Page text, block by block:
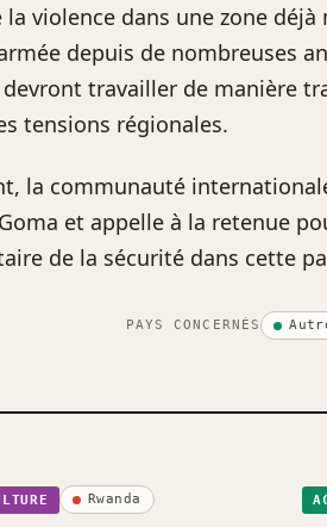
la violence dans une zone
depuis de nombreuses
devront travailler de manière
tensions régionales.
la communauté
et appelle à la retenue
de la sécurité dans cette
PAYS CONCERNÉS
Rwanda